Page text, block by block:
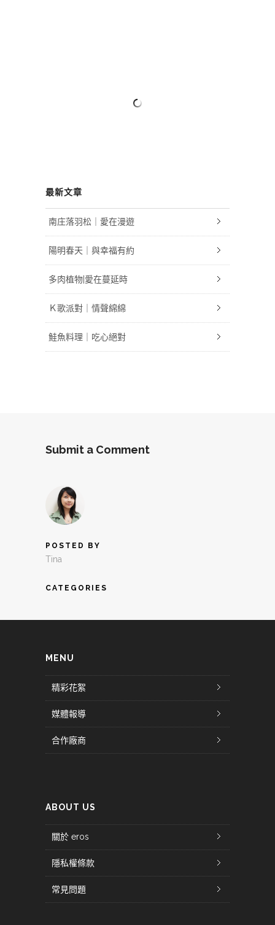
最新文章
南庄落羽松｜愛在漫遊
陽明春天｜與幸福有約
多肉植物|愛在蔓延時
Ｋ歌派對｜情聲綿綿
鮭魚料理｜吃心絕對
Submit a Comment
POSTED BY
Tina
CATEGORIES
MENU
精彩花絮
媒體報導
合作廠商
ABOUT US
關於 eros
隱私權條款
常見問題